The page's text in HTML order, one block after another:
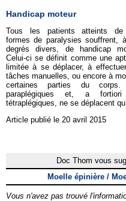
Handicap moteur
Tous les patients atteints
formes de paralysies souffrent,
degrés divers, de handicap
Celui-ci se définit comme une
limitée à se déplacer, à
tâches manuelles, ou encore à
certaines parties du corps.
paraplégiques et, a
tétraplégiques, ne se déplacent
Article publié le 20 avril 2015
Doc Thom vous
Moelle épinière /
Vous n'avez pas trouvé